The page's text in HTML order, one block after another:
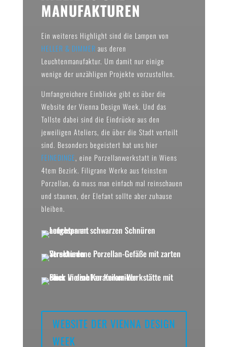
MANUFAKTUREN
Ein weiteres Highlight sind die Lampen von
HELLER & DIMMER aus deren
Leuchtenmanufaktur. Um damit nur einige
wenige der unzähligen Projekte vorzustellen.
Umfangreichere Einblicke gibt es über die
Website der Vienna Design Week. Und das
Tollste dabei sind die Eindrücke aus den
jeweiligen Ateliers, die über die Stadt verteilt
sind. Besonders begeistert hat uns hier
FEINEDINGE, eine Porzellanwerkstatt in Wiens
4tem Bezirk. Filigrane Werke aus feinstem
Porzellan, da muss man einfach mal reinschauen
und staunen, der Elefant sollte aber zuhause
bleiben.
WEBSITE DER VIENNA DESIGN
WEEK